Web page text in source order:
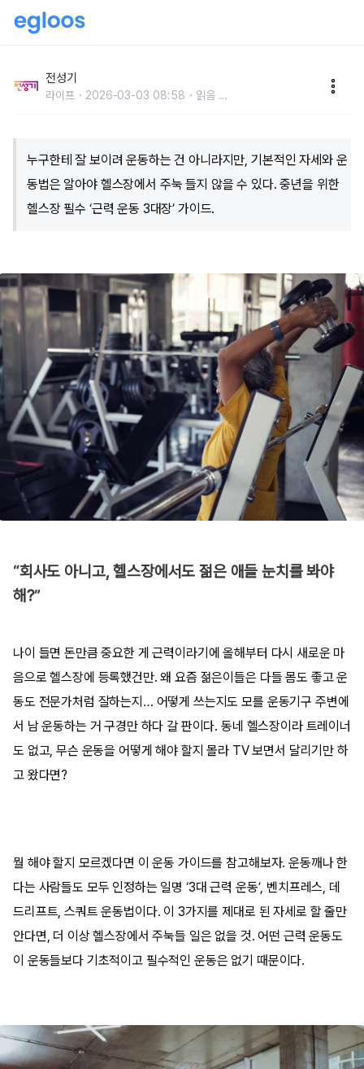
전성기
라이프 2026-03-03 08:58 읽음 ...
누구한테 잘 보이려 운동하는 건 아니라지만, 기본적인 자세와 운
동법은 알아야 헬스장에서 주눅 들지 않을 수 있다. 중년을 위한
헬스장 필수 ‘근력 운동 3대장’ 가이드.
“회사도 아니고, 헬스장에서도 젊은 애들 눈치를 봐야
해?”
나이 들면 돈만큼 중요한 게 근력이라기에 올해부터 다시 새로운 마
음으로 헬스장에 등록했건만. 왜 요즘 젊은이들은 다들 몸도 좋고 운
동도 전문가처럼 잘하는지… 어떻게 쓰는지도 모를 운동기구 주변에
서 남 운동하는 거 구경만 하다 갈 판이다. 동네 헬스장이라 트레이너
도 없고, 무슨 운동을 어떻게 해야 할지 몰라 TV 보면서 달리기만 하
고 왔다면?
뭘 해야 할지 모르겠다면 이 운동 가이드를 참고해보자. 운동깨나 한
다는 사람들도 모두 인정하는 일명 ‘3대 근력 운동’, 벤치프레스, 데
드리프트, 스쿼트 운동법이다. 이 3가지를 제대로 된 자세로 할 줄만
안다면, 더 이상 헬스장에서 주눅들 일은 없을 것. 어떤 근력 운동도
이 운동들보다 기초적이고 필수적인 운동은 없기 때문이다.